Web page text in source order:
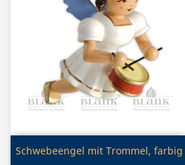
Vorschau
Schwebeengel mit Trommel, farbig